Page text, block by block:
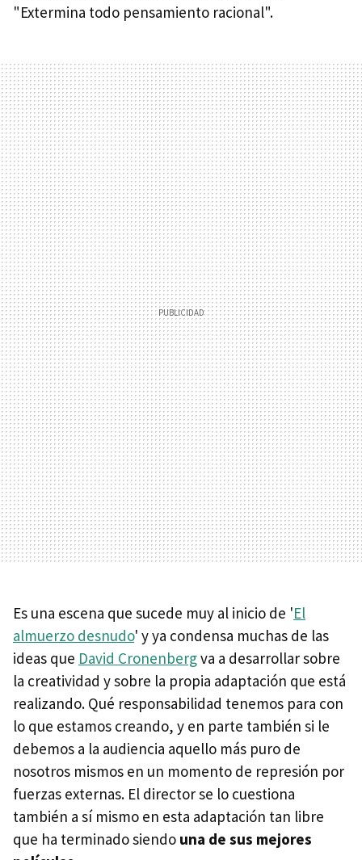
"Extermina todo pensamiento racional".
Es una escena que sucede muy al inicio de 'El
almuerzo desnudo' y ya condensa muchas de las
ideas que David Cronenbergva a desarrollar sobre
la creatividad y sobre la propia adaptación que está
realizando. Qué responsabilidad tenemos para con
lo que estamos creando, y en parte también si le
debemos a la audiencia aquello más puro de
nosotros mismos en un momento de represión por
fuerzas externas. El director se lo cuestiona
también a sí mismo en esta adaptación tan libre
que ha terminado siendo una de sus mejores